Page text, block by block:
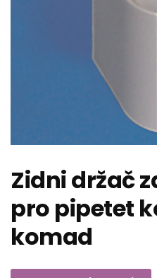
Zidni držač
pro pipetet
komad